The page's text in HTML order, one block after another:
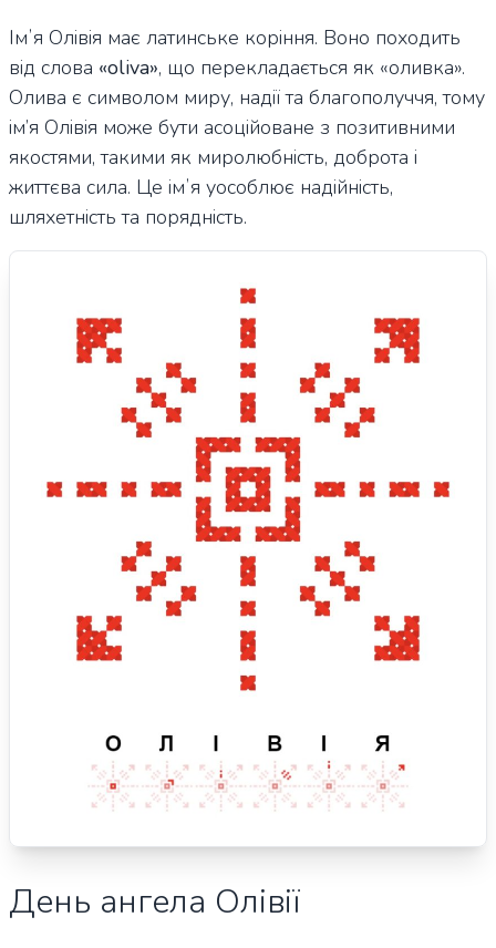
Імʼя Олівія має латинське коріння. Воно походить
від слова «oliva», що перекладається як «оливка».
Олива є символом миру, надії та благополуччя, тому
ім’я Олівія може бути асоційоване з позитивними
якостями, такими як миролюбність, доброта і
життєва сила. Це імʼя уособлює надійність,
шляхетність та порядність.
День ангела Олівії